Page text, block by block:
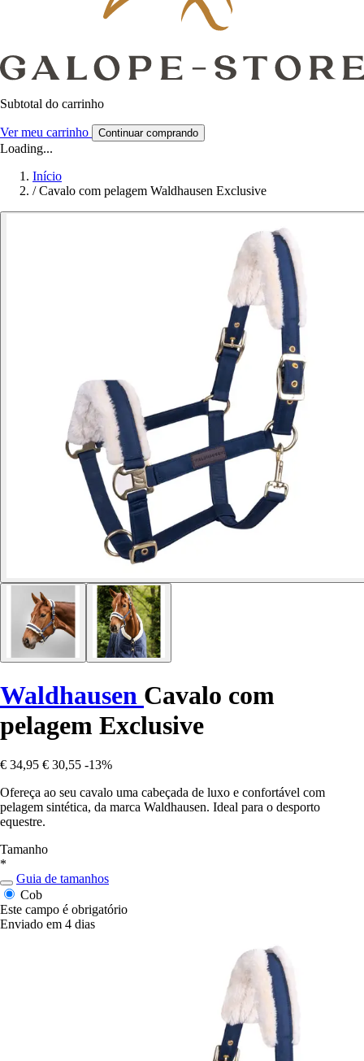
Subtotal do carrinho
Ver meu carrinho Continuar comprando
Loading...
Início
/ Cavalo com pelagem Waldhausen Exclusive
Waldhausen Cavalo com
pelagem Exclusive
€ 34,95 € 30,55 -13%
Ofereça ao seu cavalo uma cabeçada de luxo e confortável com
pelagem sintética, da marca Waldhausen. Ideal para o desporto
equestre.
Tamanho
*
Guia de tamanhos
Cob
Este campo é obrigatório
Enviado em 4 dias